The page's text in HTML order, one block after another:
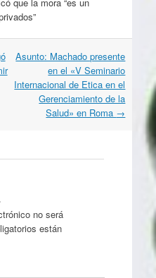
Asunto: Machado presente
en el «V Seminario
Internacional de Etica en el
Gerenciamiento de la
Salud» en Roma →
no será
están